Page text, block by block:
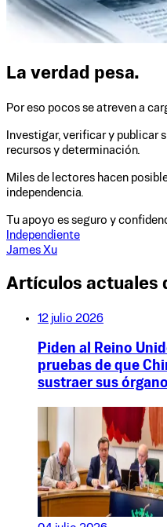
La verdad pesa.
Por eso pocos se atreven a
Investigar, verificar y publicar
recursos y determinación.
Miles de lectores hacen
independencia.
Tu apoyo es seguro y
Independiente
James Xu
Artículos actuales
12 julio 2026
Piden al Reino
pruebas de que
sustraer sus